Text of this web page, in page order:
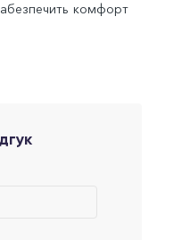
комфорт